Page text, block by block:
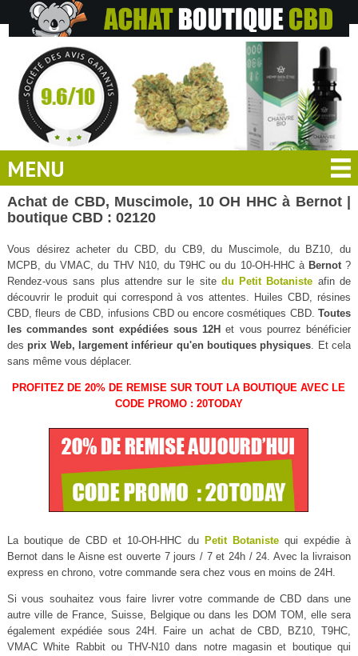
MENU
Achat de CBD, Muscimole, 10 OH HHC à Bernot |
boutique CBD : 02120
Vous désirez acheter du CBD, du CB9, du Muscimole, du BZ10, du
MCPB, du VMAC, du THV N10, du T9HC ou du 10-OH-HHC à Bernot?
Rendez-vous sans plus attendre sur le site du Petit Botaniste afin de
découvrir le produit qui correspond à vos attentes. Huiles CBD, résines
CBD, fleurs de CBD, infusions CBD ou encore cosmétiques CBD.Toutes
les commandes sont expédiées sous 12H et vous pourrez bénéficier
des prix Web, largement inférieur qu'en boutiques physiques . Et cela
sans même vous déplacer.
PROFITEZ DE 20% DE REMISE SUR TOUT LA BOUTIQUE AVEC LE
CODE PROMO : 20TODAY
La boutique de CBD et 10-OH-HHC du Petit Botanistequi expédie à
Bernot dans le Aisne est ouverte 7 jours / 7 et 24h / 24. Avec la livraison
express en chrono, votre commande sera chez vous en moins de 24H.
Si vous souhaitez vous faire livrer votre commande de CBD dans une
autre ville de France, Suisse, Belgique ou dans les DOM TOM, elle sera
également expédiée sous 24H. Faire un achat de CBD, BZ10, T9HC,
VMAC White Rabbit ou THV-N10 dans notre magasin et boutique qui